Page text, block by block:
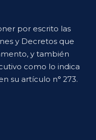
por escrito las
y Decretos que
y también
como lo indica
su artículo n° 273.